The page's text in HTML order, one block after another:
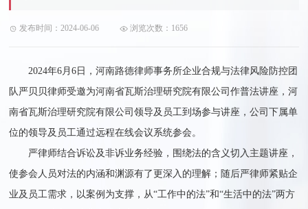
发布时间：2024-06-06 浏览次数：1656
2024年6月6日，河南路德律师事务所企业合规与法律风险防控团
队严贝贝律师受邀为河南省瓦斯治理研究院有限公司作普法讲座，河
南省瓦斯治理研究院有限公司领导及员工到场参与讲座，公司下属单
位的领导及员工通过远程在线会议系统参会。
严律师结合诉讼及非诉业务经验，围绕法的含义切入主题讲座，
使参会人员对法的内涵和渊源有了更深入的理解；随后严律师紧贴企
业及员工需求，以案例为支撑，从“工作中的法”和“生活中的法”两方